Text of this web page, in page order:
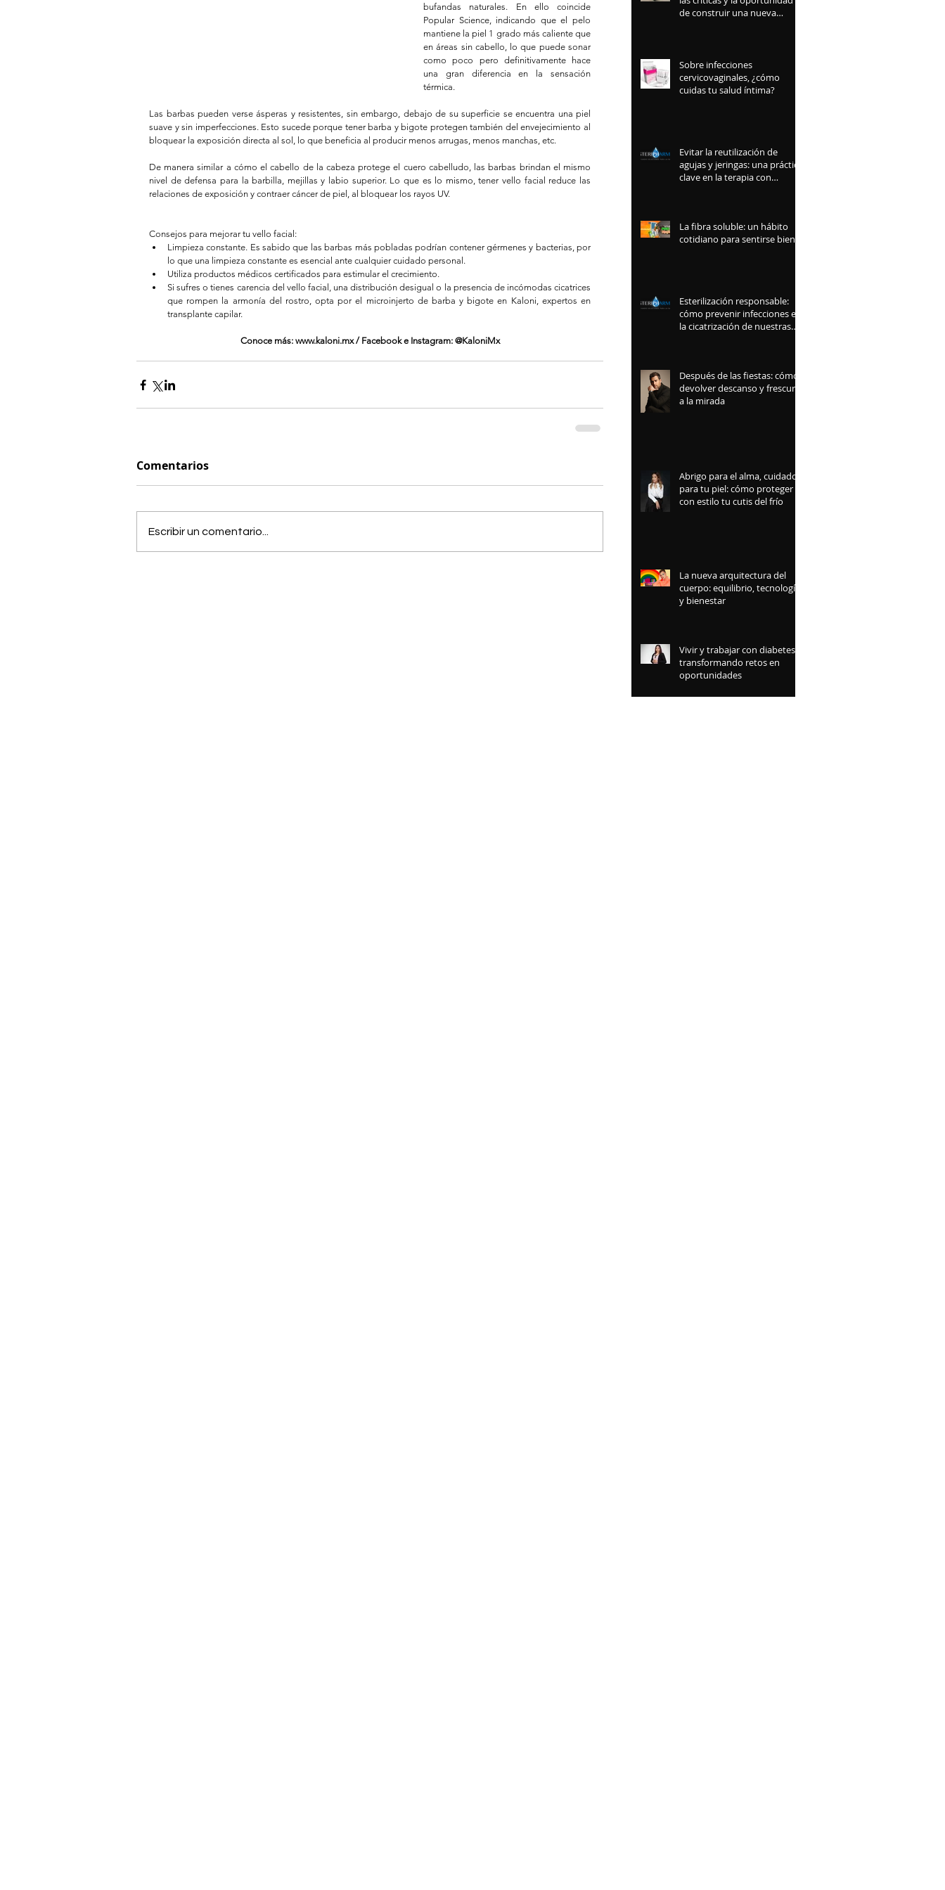
bufandas naturales. En ello coincide
Popular Science, indicando que el pelo
mantiene la piel 1 grado más caliente que
en áreas sin cabello, lo que puede sonar
como poco pero definitivamente hace
una gran diferencia en la sensación
térmica.
Las barbas pueden verse ásperas y resistentes, sin embargo, debajo de su superficie se encuentra una piel
suave y sin imperfecciones. Esto sucede porque tener barba y bigote protegen también del envejecimiento al
bloquear la exposición directa al sol, lo que beneficia al producir menos arrugas, menos manchas, etc.
De manera similar a cómo el cabello de la cabeza protege el cuero cabelludo, las barbas brindan el mismo
nivel de defensa para la barbilla, mejillas y labio superior. Lo que es lo mismo, tener vello facial reduce las
relaciones de exposición y contraer cáncer de piel, al bloquear los rayos UV.
Consejos para mejorar tu vello facial:
Limpieza constante. Es sabido que las barbas más pobladas podrían contener gérmenes y bacterias, por
lo que una limpieza constante es esencial ante cualquier cuidado personal.
Utiliza productos médicos certificados para estimular el crecimiento.
Si sufres o tienes carencia del vello facial, una distribución desigual o la presencia de incómodas cicatrices
que rompen la armonía del rostro, opta por el microinjerto de barba y bigote en Kaloni, expertos en
transplante capilar.
Conoce más: www.kaloni.mx / Facebook e Instagram: @KaloniMx
Comentarios
Escribir un comentario...
de construir una nueva
Sobre infecciones
cervicovaginales, ¿cómo
cuidas tu salud íntima?
Evitar la reutilización de
agujas y jeringas: una práctica
clave en la terapia con
La fibra soluble: un hábito
cotidiano para sentirse bien
Esterilización responsable:
cómo prevenir infecciones en
la cicatrización de nuestras
Después de las fiestas: cómo
devolver descanso y frescura
a la mirada
Abrigo para el alma, cuidado
para tu piel: cómo proteger
con estilo tu cutis del frío
La nueva arquitectura del
cuerpo: equilibrio, tecnología
y bienestar
Vivir y trabajar con diabetes:
transformando retos en
oportunidades